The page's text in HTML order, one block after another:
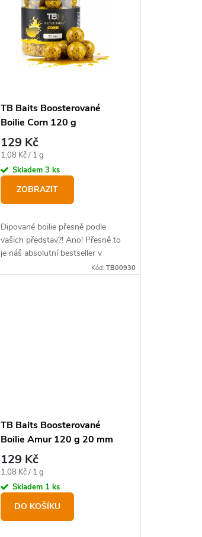
TB Baits Boosterované
Boilie Corn 120 g
129 Kč
Měrná
cena:
1,08 Kč / 1 g
Skladem 3 ks
ZOBRAZIT
Dipované boilie přesně podle
vašich představ?! Ano! Přesně to
je náš absolutní bestseller v
Kód: TB00930
TB Baits Boosterované
Boilie Amur 120 g 20 mm
129 Kč
Měrná
cena:
1,08 Kč / 1 g
Skladem 1 ks
DO KOŠÍKU